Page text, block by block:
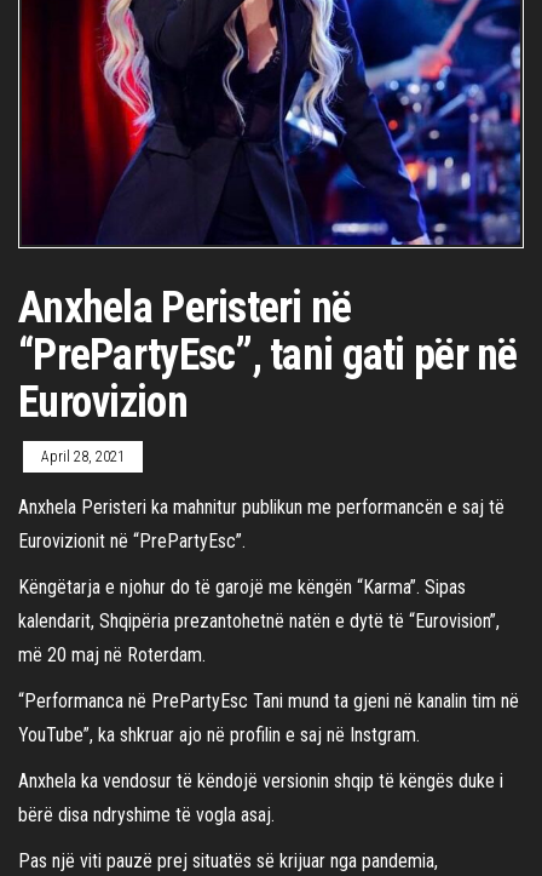
Anxhela Peristeri në
“PrePartyEsc”, tani gati për në
Eurovizion
April 28, 2021
Anxhela Peristeri ka mahnitur publikun me performancën e saj të
Eurovizionit në “PrePartyEsc”.
Këngëtarja e njohur do të garojë me këngën “Karma”. Sipas
kalendarit, Shqipëria prezantohetnë natën e dytë të “Eurovision”,
më 20 maj në Roterdam.
“Performanca në PrePartyEsc Tani mund ta gjeni në kanalin tim në
YouTube”, ka shkruar ajo në profilin e saj në Instgram.
Anxhela ka vendosur të këndojë versionin shqip të këngës duke i
bërë disa ndryshime të vogla asaj.
Pas një viti pauzë prej situatës së krijuar nga pandemia,